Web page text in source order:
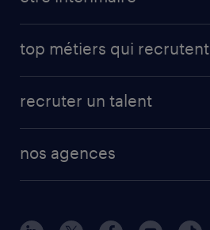
top métiers qui recrutent
recruter un talent
nos agences